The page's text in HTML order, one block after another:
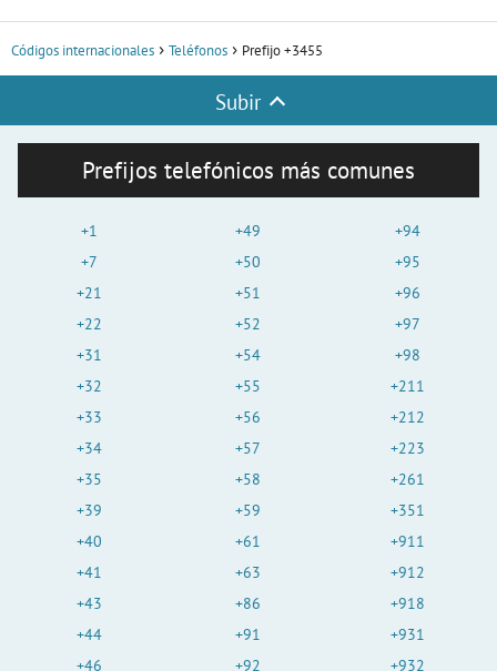
Códigos internacionales Teléfonos Prefijo +3455
Subir
Prefijos telefónicos más comunes
+1
+7
+21
+22
+31
+32
+33
+34
+35
+39
+40
+41
+43
+44
+46
+49
+50
+51
+52
+54
+55
+56
+57
+58
+59
+61
+63
+86
+91
+92
+94
+95
+96
+97
+98
+211
+212
+223
+261
+351
+911
+912
+918
+931
+932